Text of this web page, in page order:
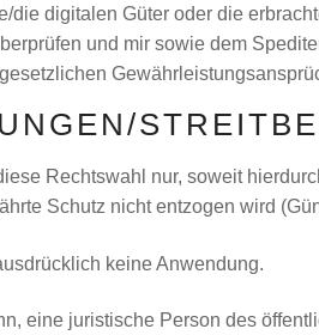
die digitalen Güter oder die
und mir sowie dem
Rechtswahl nur, soweit
Schutz nicht entzogen wird
keine Anwendung.
eine juristische Person des